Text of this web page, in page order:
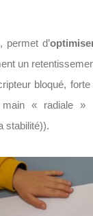
permet d’
un
bloqué,
main « radiale »
stabilité)).